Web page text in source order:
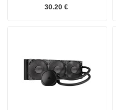
30.20 €